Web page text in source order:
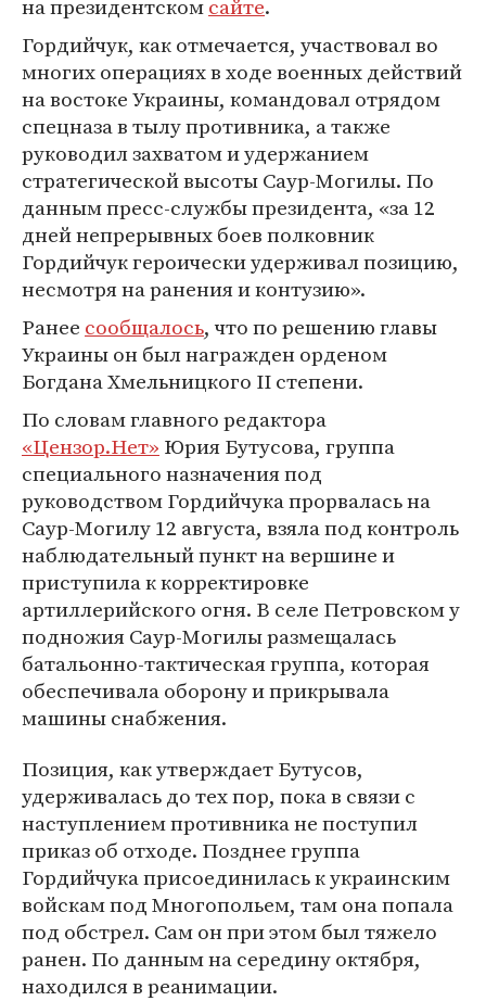
на президентскомсайте.
Гордийчук, как отмечается, участвовал во
многих операциях в ходе военных действий
на востоке Украины, командовал отрядом
спецназа в тылу противника, а также
руководил захватом и удержанием
стратегической высоты Саур-Могилы. По
данным пресс-службы президента, «за 12
дней непрерывных боев полковник
Гордийчук героически удерживал позицию,
несмотря на ранения и контузию».
Ранее сообщалось, что по решению главы
Украины он был награжден орденом
Богдана Хмельницкого II степени.
По словам главного редактора
«Цензор.Нет» Юрия Бутусова, группа
специального назначения под
руководством Гордийчука прорвалась на
Саур-Могилу 12 августа, взяла под контроль
наблюдательный пункт на вершине и
приступила к корректировке
артиллерийского огня. В селе Петровском у
подножия Саур-Могилы размещалась
батальонно-тактическая группа, которая
обеспечивала оборону и прикрывала
машины снабжения.
Позиция, как утверждает Бутусов,
удерживалась до тех пор, пока в связи с
наступлением противника не поступил
приказ об отходе. Позднее группа
Гордийчука присоединилась к украинским
войскам под Многопольем, там она попала
под обстрел. Сам он при этом был тяжело
ранен. По данным на середину октября,
находился в реанимации.